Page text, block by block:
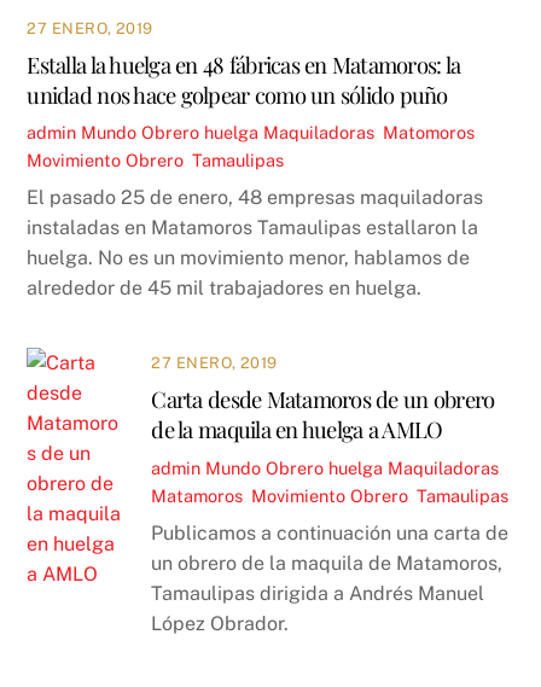
27 ENERO, 2019
Estalla la huelga en 48 fábricas en Matamoros: la
unidad nos hace golpear como un sólido puño
admin Mundo Obrero huelga Maquiladoras Matomoros
Movimiento Obrero ,Tamaulipas
El pasado 25 de enero, 48 empresas maquiladoras
instaladas en Matamoros Tamaulipas estallaron la
huelga. No es un movimiento menor, hablamos de
alrededor de 45 mil trabajadores en huelga.
27 ENERO, 2019
Carta desde Matamoros de un obrero
de la maquila en huelga a AMLO
admin Mundo Obrero huelga Maquiladoras
Matamoros Movimiento Obrero ,Tamaulipas
Publicamos a continuación una carta de
un obrero de la maquila de Matamoros,
Tamaulipas dirigida a Andrés Manuel
López Obrador.